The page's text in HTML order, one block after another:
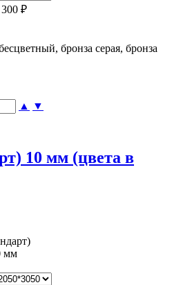
₽
бронза серая, бронза
▲
▼
10 мм (цвета в
мм